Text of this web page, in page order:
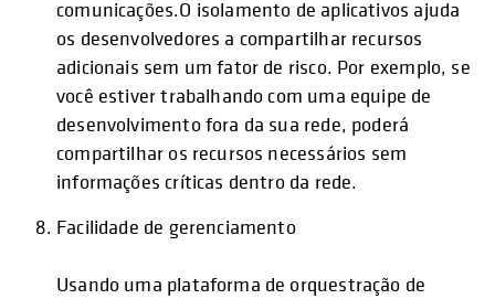
comunicações.O isolamento de aplicativos ajuda
os desenvolvedores a compartilhar recursos
adicionais sem um fator de risco. Por exemplo, se
você estiver trabalhando com uma equipe de
desenvolvimento fora da sua rede, poderá
compartilhar os recursos necessários sem
informações críticas dentro da rede.
Facilidade de gerenciamento
Usando uma plataforma de orquestração de